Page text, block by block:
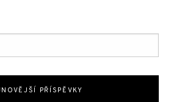
PŘÍSPĚVKY